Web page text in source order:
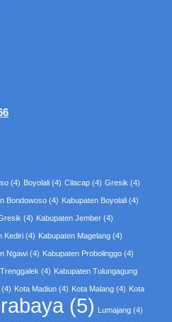
(4) Boyolali (4) Cilacap (4) Gresik (4)
Bondowoso (4) Kabupaten Boyolali (4)
(4) Kabupaten Jember (4)
Kediri (4) Kabupaten Magelang (4)
Ngawi (4) Kabupaten Probolinggo (4)
(4) Kabupaten Tulungagung
(4) Kota Madiun (4) Kota Malang (4) Kota
(5) Lumajang (4)